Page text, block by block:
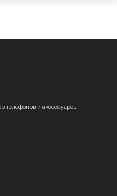
телефонов и аксессуаров.